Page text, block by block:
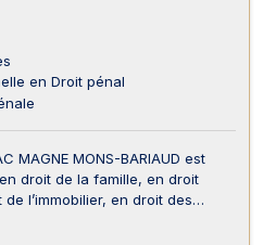
en Droit pénal
MAGNE MONS-BARIAUD est
droit de la famille, en droit
l’immobilier, en droit des
la concurrence, en droit des